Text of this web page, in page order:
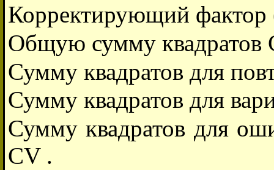
Корректирующий
Общую сумму квадратов
Сумму квадратов для
Сумму квадратов для
Сумму квадратов для
CV .